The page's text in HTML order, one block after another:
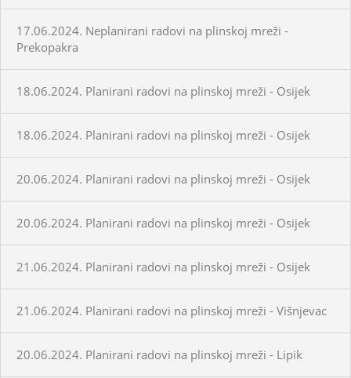
17.06.2024. Neplanirani radovi na plinskoj mreži -
Prekopakra
18.06.2024. Planirani radovi na plinskoj mreži - Osijek
18.06.2024. Planirani radovi na plinskoj mreži - Osijek
20.06.2024. Planirani radovi na plinskoj mreži - Osijek
20.06.2024. Planirani radovi na plinskoj mreži - Osijek
21.06.2024. Planirani radovi na plinskoj mreži - Osijek
21.06.2024. Planirani radovi na plinskoj mreži - Višnjevac
20.06.2024. Planirani radovi na plinskoj mreži - Lipik